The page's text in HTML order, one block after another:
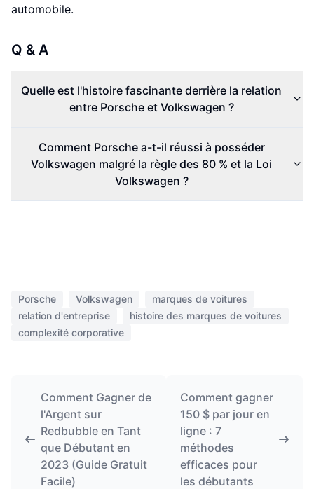
automobile.
Q & A
Quelle est l'histoire fascinante derrière la relation
entre Porsche et Volkswagen ?
Comment Porsche a-t-il réussi à posséder
Volkswagen malgré la règle des 80 % et la Loi
Volkswagen ?
Porsche Volkswagen
marques de voitures
relation d'entreprise
histoire des marques de voitures
complexité corporative
Comment Gagner de
l'Argent sur
Redbubble en Tant
que Débutant en
2023 (Guide Gratuit
Facile)
Comment gagner
150 $ par jour en
ligne : 7
méthodes
efficaces pour
les débutants